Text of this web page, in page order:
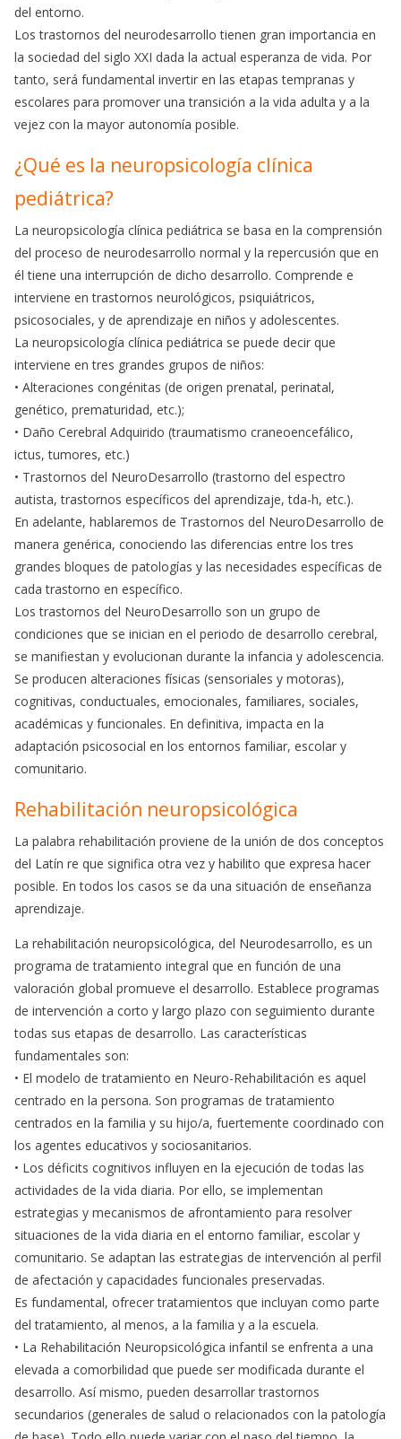
del entorno.
Los trastornos del neurodesarrollo tienen gran importancia en
la sociedad del siglo XXI dada la actual esperanza de vida. Por
tanto, será fundamental invertir en las etapas tempranas y
escolares para promover una transición a la vida adulta y a la
vejez con la mayor autonomía posible.
¿Qué es la neuropsicología clínica
pediátrica?
La neuropsicología clínica pediátrica se basa en la comprensión
del proceso de neurodesarrollo normal y la repercusión que en
él tiene una interrupción de dicho desarrollo. Comprende e
interviene en trastornos neurológicos, psiquiátricos,
psicosociales, y de aprendizaje en niños y adolescentes.
La neuropsicología clínica pediátrica se puede decir que
interviene en tres grandes grupos de niños:
• Alteraciones congénitas (de origen prenatal, perinatal,
genético, prematuridad, etc.);
• Daño Cerebral Adquirido (traumatismo craneoencefálico,
ictus, tumores, etc.)
• Trastornos del NeuroDesarrollo (trastorno del espectro
autista, trastornos específicos del aprendizaje, tda-h, etc.).
En adelante, hablaremos de Trastornos del NeuroDesarrollo de
manera genérica, conociendo las diferencias entre los tres
grandes bloques de patologías y las necesidades específicas de
cada trastorno en específico.
Los trastornos del NeuroDesarrollo son un grupo de
condiciones que se inician en el periodo de desarrollo cerebral,
se manifiestan y evolucionan durante la infancia y adolescencia.
Se producen alteraciones físicas (sensoriales y motoras),
cognitivas, conductuales, emocionales, familiares, sociales,
académicas y funcionales. En definitiva, impacta en la
adaptación psicosocial en los entornos familiar, escolar y
comunitario.
Rehabilitación neuropsicológica
La palabra rehabilitación proviene de la unión de dos conceptos
del Latín re que significa otra vez y habilito que expresa hacer
posible. En todos los casos se da una situación de enseñanza
aprendizaje.
La rehabilitación neuropsicológica, del Neurodesarrollo, es un
programa de tratamiento integral que en función de una
valoración global promueve el desarrollo. Establece programas
de intervención a corto y largo plazo con seguimiento durante
todas sus etapas de desarrollo. Las características
fundamentales son:
• El modelo de tratamiento en Neuro-Rehabilitación es aquel
centrado en la persona. Son programas de tratamiento
centrados en la familia y su hijo/a, fuertemente coordinado con
los agentes educativos y sociosanitarios.
• Los déficits cognitivos influyen en la ejecución de todas las
actividades de la vida diaria. Por ello, se implementan
estrategias y mecanismos de afrontamiento para resolver
situaciones de la vida diaria en el entorno familiar, escolar y
comunitario. Se adaptan las estrategias de intervención al perfil
de afectación y capacidades funcionales preservadas.
Es fundamental, ofrecer tratamientos que incluyan como parte
del tratamiento, al menos, a la familia y a la escuela.
• La Rehabilitación Neuropsicológica infantil se enfrenta a una
elevada a comorbilidad que puede ser modificada durante el
desarrollo. Así mismo, pueden desarrollar trastornos
secundarios (generales de salud o relacionados con la patología